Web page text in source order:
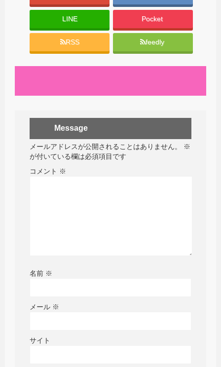
LINE Pocket
RSS feedly
Message
メールアドレスが公開されることはありません。
※
が付いている欄は必須項目です
コメント ※
名前 ※
メール ※
サイト